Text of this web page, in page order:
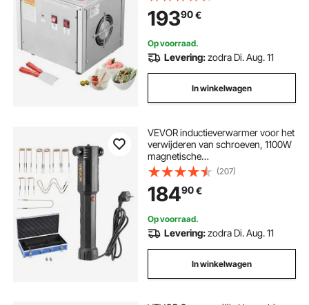
voor het maken van ijs, bevroren
yoghurt en ijsrolletjes.
19390€
Op voorraad.
Levering:zodra Di. Aug. 11
In winkelwagen
VEVOR inductieverwarmer voor het
verwijderen van schroeven, 1100W
magnetische
inductieverwarmerset, verwarmer
voor het verwijderen van roestige
schroeven,
autoreparatiegereedschap met 10
spoelen
(207)
18490€
Op voorraad.
Levering:zodra Di. Aug. 11
In winkelwagen